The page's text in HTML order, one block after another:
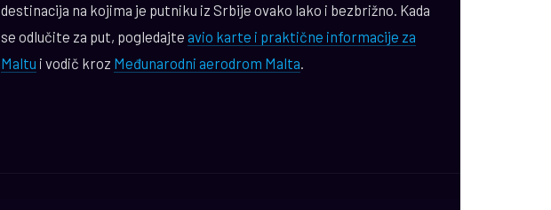
destinacija na kojima je putniku iz Srbije ovako lako i bezbrižno. Kada
se odlučite za put, pogledajte avio karte i praktične informacije za
Maltu i vodič kroz Međunarodni aerodrom Malta.